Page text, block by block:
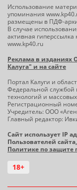
Использование
упоминания
размещены в ПДФ-
В случае
активная
www.kp40.ru
Реклама в изданиях
Калуга" и на сайте
Портал Калуги и
Федеральной службой
технологий и
Регистрационный
Учредитель: ООО
Главный редактор:
Сайт использует IP
Пользователей
Политике по защите
18+